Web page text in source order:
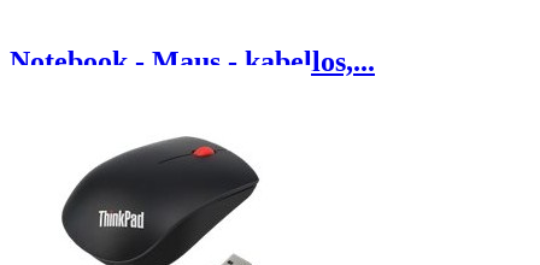
Notebook - Maus - kabellos,...